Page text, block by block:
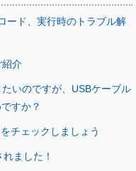
ード、実行時のトラブル解
介
いのですが、USBケーブル
すか？
チェックしましょう
ました！